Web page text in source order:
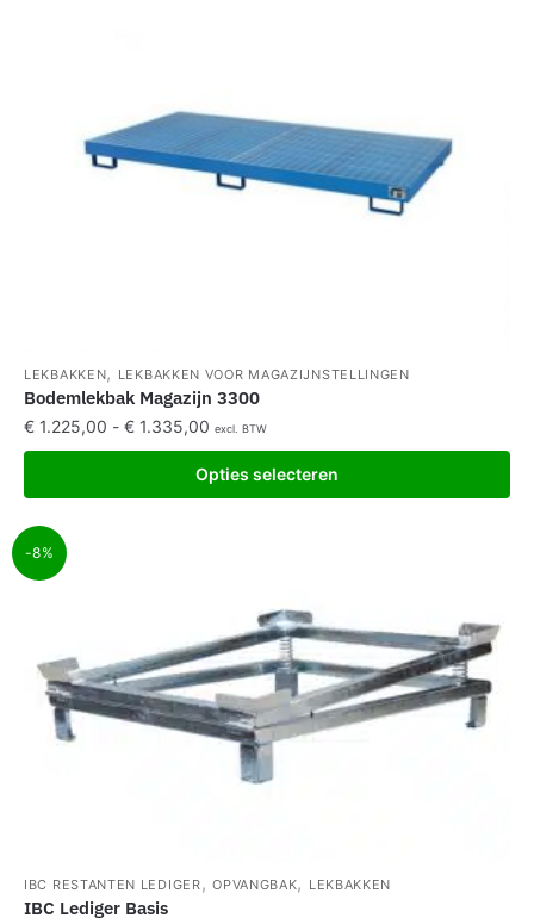
LEKBAKKEN, LEKBAKKEN VOOR MAGAZIJNSTELLINGEN
Bodemlekbak Magazijn 3300
€ 1.225,00 - € 1.335,00 excl. BTW
Opties selecteren
-8%
IBC RESTANTEN LEDIGER,OPVANGBAK, LEKBAKKEN
IBC Lediger Basis